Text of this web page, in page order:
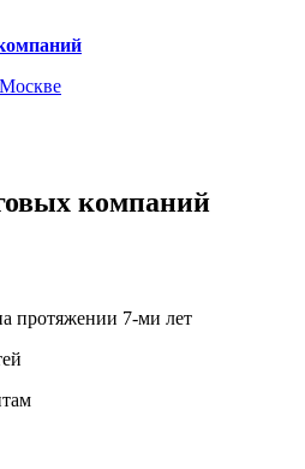
компаний
протяжении 7-ми лет